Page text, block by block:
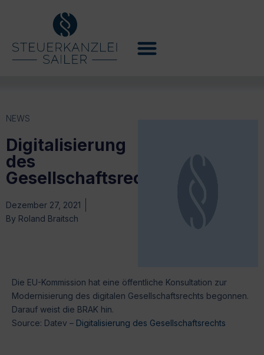
NEWS
Digitalisierung
des
Gesellschaftsrechts
Dezember 27, 2021
By Roland Braitsch
Die EU-Kommission hat eine öffentliche Konsultation zur
Modernisierung des digitalen Gesellschaftsrechts begonnen.
Darauf weist die BRAK hin.
Source: Datev – Digitalisierung des Gesellschaftsrechts